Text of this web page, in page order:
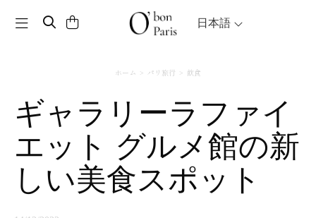
Toggle navigation 日本語
ホーム パリ旅行 飲食
ギャラリーラファイ
エット グルメ館の新
しい美食スポット